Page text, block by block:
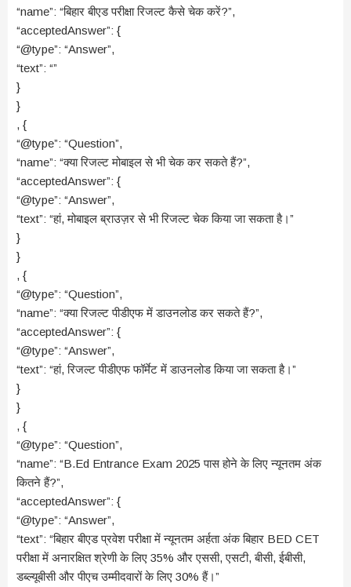
“name”: “बिहार बीएड परीक्षा रिजल्ट कैसे चेक करें?”,
“acceptedAnswer”: {
“@type”: “Answer”,
“text”: “”
}
}
, {
“@type”: “Question”,
“name”: “क्या रिजल्ट मोबाइल से भी चेक कर सकते हैं?”,
“acceptedAnswer”: {
“@type”: “Answer”,
“text”: “हां, मोबाइल ब्राउज़र से भी रिजल्ट चेक किया जा सकता है।”
}
}
, {
“@type”: “Question”,
“name”: “क्या रिजल्ट पीडीएफ में डाउनलोड कर सकते हैं?”,
“acceptedAnswer”: {
“@type”: “Answer”,
“text”: “हां, रिजल्ट पीडीएफ फॉर्मेट में डाउनलोड किया जा सकता है।”
}
}
, {
“@type”: “Question”,
“name”: “B.Ed Entrance Exam 2025 पास होने के लिए न्यूनतम अंक
कितने हैं?”,
“acceptedAnswer”: {
“@type”: “Answer”,
“text”: “बिहार बीएड प्रवेश परीक्षा में न्यूनतम अर्हता अंक बिहार BED CET
परीक्षा में अनारक्षित श्रेणी के लिए 35% और एससी, एसटी, बीसी, ईबीसी,
डब्ल्यूबीसी और पीएच उम्मीदवारों के लिए 30% हैं।”